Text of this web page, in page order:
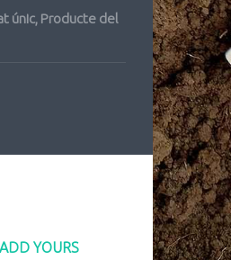
únic, Producte del
ADD YOURS